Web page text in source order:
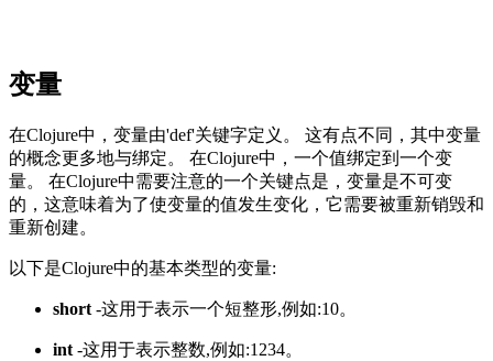
变量
在Clojure中，变量由'def'关键字定义。 这有点不同，其中变量
的概念更多地与绑定。 在Clojure中，一个值绑定到一个变
量。 在Clojure中需要注意的一个关键点是，变量是不可变
的，这意味着为了使变量的值发生变化，它需要被重新销毁和
重新创建。
以下是Clojure中的基本类型的变量:
short -这用于表示一个短整形,例如:10。
int -这用于表示整数,例如:1234。